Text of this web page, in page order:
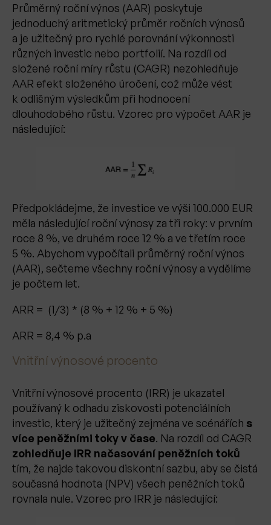
Průměrný roční výnos (AAR) poskytuje
jednoduchý aritmetický průměr ročních výnosů
a je užitečný pro rychlé porovnání výkonnosti
různých investic nebo portfolií. Na rozdíl od
složené roční míry růstu (CAGR) nezohledňuje
AAR efekt složeného úročení, což může vést
k odlišným výsledkům při hodnocení
dlouhodobého růstu. Vzorec pro výpočet AAR je
následující:
Předpokládejme, že investice ve výši 100.000 EUR
měla následující roční výnosy za tři roky: v prvním
roce 8 %, ve druhém roce 12 % a ve třetím roce
5 %. Abychom vypočítali průměrný roční výnos
(AAR), sečteme všechny roční výnosy a vydělíme
je počtem let.
ARR = (1/3) * (8 % + 12 % + 5 %)
ARR = 8,4 % p.a
Vnitřní výnosové procento
Vnitřní výnosové procento (IRR) je ukazatel
používaný k odhadu ziskovosti potenciálních
investic, který je užitečný zejména ve scénářích s
více peněžními toky v čase. Na rozdíl od CAGR
zohledňuje IRR načasování peněžních toků
tím, že najde takovou diskontní sazbu, aby se čistá
současná hodnota (NPV) všech peněžních toků
rovnala nule. Vzorec pro IRR je následující: